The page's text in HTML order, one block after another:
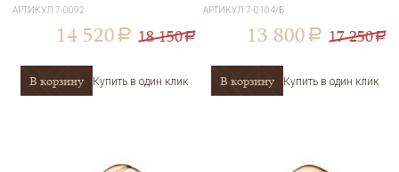
АРТИКУЛ7-0092
14 520 a 18 150a
В корзину Купить в один клик
АРТИКУЛ7-0104/Б
13 800 a 17 250a
В корзину Купить в один клик